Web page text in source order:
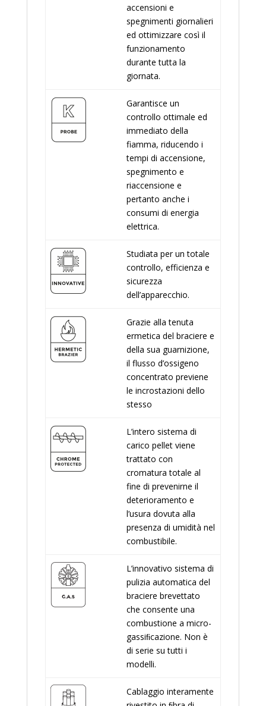
accensioni e
spegnimenti giornalieri
ed ottimizzare così il
funzionamento
durante tutta la
giornata.
Garantisce un
controllo ottimale ed
immediato della
fiamma, riducendo i
tempi di accensione,
spegnimento e
riaccensione e
pertanto anche i
consumi di energia
elettrica.
Studiata per un totale
controllo, efficienza e
sicurezza
dell’apparecchio.
Grazie alla tenuta
ermetica del braciere e
della sua guarnizione,
il flusso d’ossigeno
concentrato previene
le incrostazioni dello
stesso
L’intero sistema di
carico pellet viene
trattato con
cromatura totale al
fine di prevenirne il
deterioramento e
l’usura dovuta alla
presenza di umidità nel
combustibile.
L’innovativo sistema di
pulizia automatica del
braciere brevettato
che consente una
combustione a micro-
gassiﬁcazione. Non è
di serie su tutti i
modelli.
Cablaggio interamente